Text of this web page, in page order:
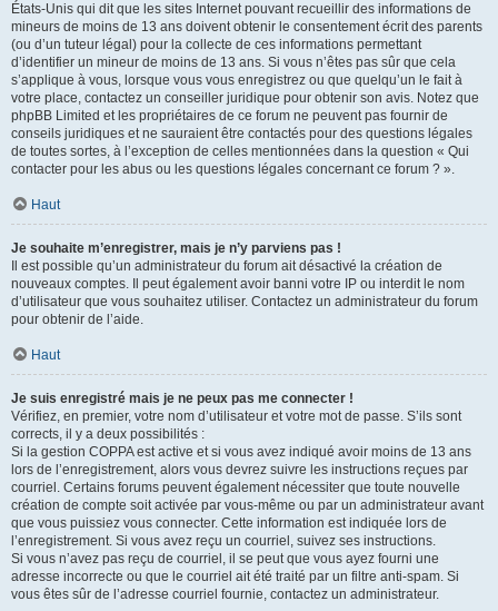
États-Unis qui dit que les sites Internet pouvant recueillir des informations de
mineurs de moins de 13 ans doivent obtenir le consentement écrit des parents
(ou d’un tuteur légal) pour la collecte de ces informations permettant
d’identifier un mineur de moins de 13 ans. Si vous n’êtes pas sûr que cela
s’applique à vous, lorsque vous vous enregistrez ou que quelqu’un le fait à
votre place, contactez un conseiller juridique pour obtenir son avis. Notez que
phpBB Limited et les propriétaires de ce forum ne peuvent pas fournir de
conseils juridiques et ne sauraient être contactés pour des questions légales
de toutes sortes, à l’exception de celles mentionnées dans la question « Qui
contacter pour les abus ou les questions légales concernant ce forum ? ».
Haut
Je souhaite m’enregistrer, mais je n’y parviens pas !
Il est possible qu’un administrateur du forum ait désactivé la création de
nouveaux comptes. Il peut également avoir banni votre IP ou interdit le nom
d’utilisateur que vous souhaitez utiliser. Contactez un administrateur du forum
pour obtenir de l’aide.
Haut
Je suis enregistré mais je ne peux pas me connecter !
Vérifiez, en premier, votre nom d’utilisateur et votre mot de passe. S’ils sont
corrects, il y a deux possibilités :
Si la gestion COPPA est active et si vous avez indiqué avoir moins de 13 ans
lors de l’enregistrement, alors vous devrez suivre les instructions reçues par
courriel. Certains forums peuvent également nécessiter que toute nouvelle
création de compte soit activée par vous-même ou par un administrateur avant
que vous puissiez vous connecter. Cette information est indiquée lors de
l’enregistrement. Si vous avez reçu un courriel, suivez ses instructions.
Si vous n’avez pas reçu de courriel, il se peut que vous ayez fourni une
adresse incorrecte ou que le courriel ait été traité par un filtre anti-spam. Si
vous êtes sûr de l’adresse courriel fournie, contactez un administrateur.